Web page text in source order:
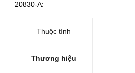
20830-A:
Thuộc tính
Thương hiệu